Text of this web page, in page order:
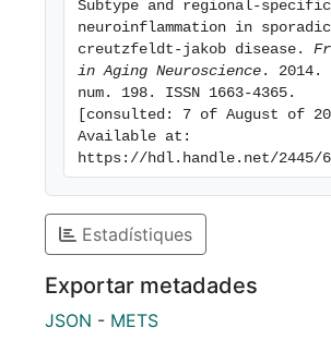
Subtype and regional-specific
neuroinflammation in sporadic
creutzfeldt-jakob disease.
in Aging Neuroscience . 2014.
num. 198. ISSN 1663-4365.
[consulted: 7 of August of
Available at:
https://hdl.handle.net/2445/
Estadístiques
Exportar metadades
JSON - METS